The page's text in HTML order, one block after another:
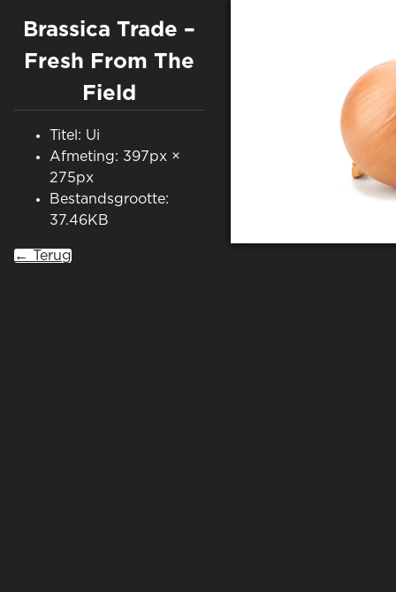
Brassica Trade –
Fresh From The
Field
Titel: Ui
Afmeting: 397px ×
275px
Bestandsgrootte:
37.46KB
← Terug